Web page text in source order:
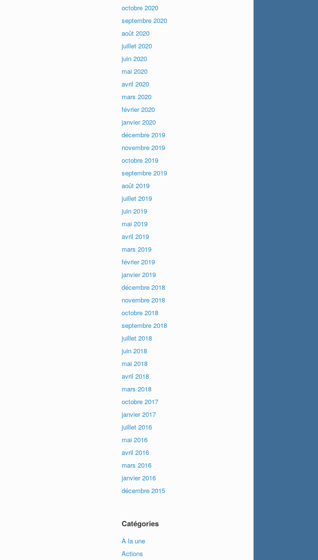
octobre 2020
septembre 2020
août 2020
juillet 2020
juin 2020
mai 2020
avril 2020
mars 2020
février 2020
janvier 2020
décembre 2019
novembre 2019
octobre 2019
septembre 2019
août 2019
juillet 2019
juin 2019
mai 2019
avril 2019
mars 2019
février 2019
janvier 2019
décembre 2018
novembre 2018
octobre 2018
septembre 2018
juillet 2018
juin 2018
mai 2018
avril 2018
mars 2018
octobre 2017
janvier 2017
juillet 2016
mai 2016
avril 2016
mars 2016
janvier 2016
décembre 2015
Catégories
À la une
Actions